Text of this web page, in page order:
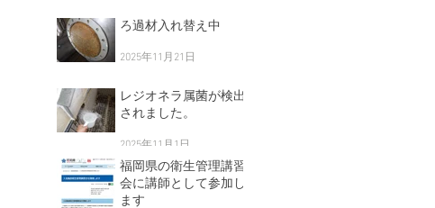
ろ過材入れ替え中
2025年11月21日
レジオネラ属菌が検出
されました。
2025年11月1日
福岡県の衛生管理講習
会に講師として参加し
ます